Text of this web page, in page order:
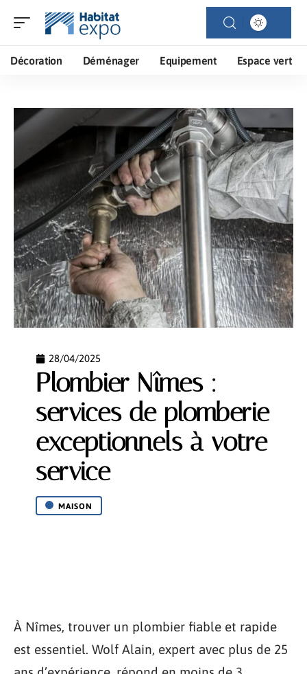
Décoration Déménager Equipement Espace vert
28/04/2025
Plombier Nîmes :
services de plomberie
exceptionnels à votre
service
MAISON
À Nîmes, trouver un plombier fiable et rapide
est essentiel. Wolf Alain, expert avec plus de 25